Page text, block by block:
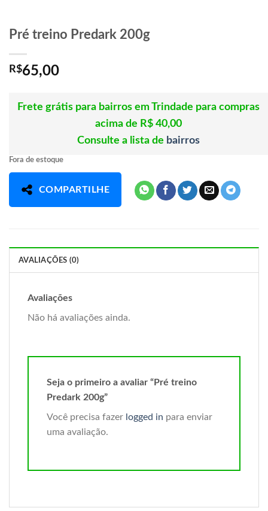
Pré treino Predark 200g
R$65,00
Frete grátis para bairros em Trindade para compras
acima de R$ 40,00
Consulte a lista de bairros
Fora de estoque
COMPARTILHE
AVALIAÇÕES (0)
Avaliações
Não há avaliações ainda.
Seja o primeiro a avaliar “Pré treino
Predark 200g”
Você precisa fazer logged in para enviar
uma avaliação.